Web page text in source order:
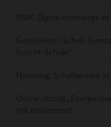
KMK: Digital unterwegs im
Geschwister-Scholl-
forscht-Schule“
Hamburg: Schulbautour
Online-Voting
mit abstimmen!